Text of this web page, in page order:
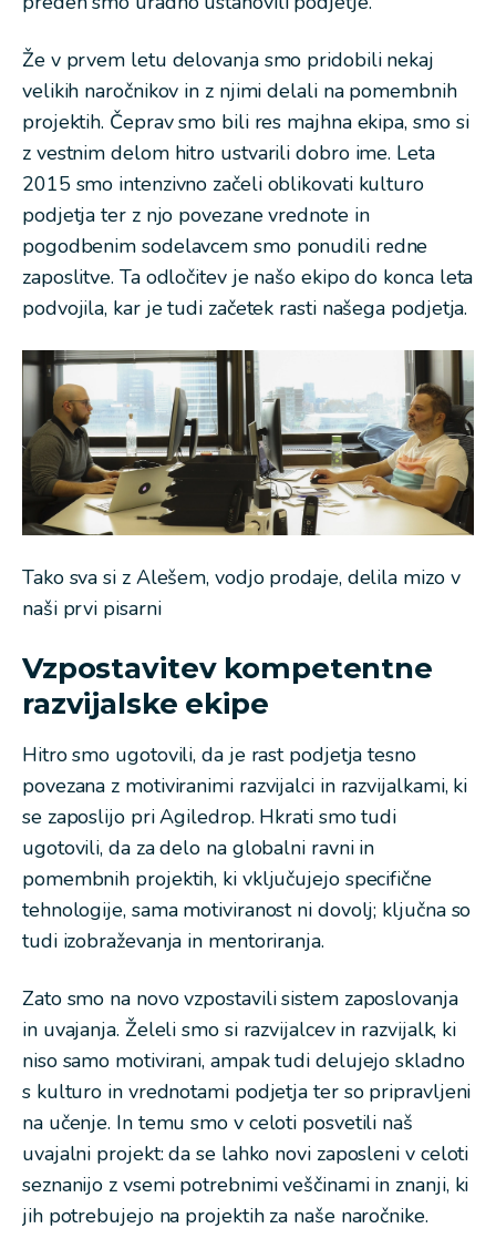
Že v prvem letu delovanja smo pridobili nekaj
velikih naročnikov in z njimi delali na pomembnih
projektih. Čeprav smo bili res majhna ekipa, smo si
z vestnim delom hitro ustvarili dobro ime. Leta
2015 smo intenzivno začeli oblikovati kulturo
podjetja ter z njo povezane vrednote in
pogodbenim sodelavcem smo ponudili redne
zaposlitve. Ta odločitev je našo ekipo do konca leta
podvojila, kar je tudi začetek rasti našega podjetja.
Tako sva si z Alešem, vodjo prodaje, delila mizo v
naši prvi pisarni
Vzpostavitev kompetentne
razvijalske ekipe
Hitro smo ugotovili, da je rast podjetja tesno
povezana z motiviranimi razvijalci in razvijalkami, ki
se zaposlijo pri Agiledrop. Hkrati smo tudi
ugotovili, da za delo na globalni ravni in
pomembnih projektih, ki vključujejo specifične
tehnologije, sama motiviranost ni dovolj; ključna so
tudi izobraževanja in mentoriranja.
Zato smo na novo vzpostavili sistem zaposlovanja
in uvajanja. Želeli smo si razvijalcev in razvijalk, ki
niso samo motivirani, ampak tudi delujejo skladno
s kulturo in vrednotami podjetja ter so pripravljeni
na učenje. In temu smo v celoti posvetili naš
uvajalni projekt: da se lahko novi zaposleni v celoti
seznanijo z vsemi potrebnimi veščinami in znanji, ki
jih potrebujejo na projektih za naše naročnike.